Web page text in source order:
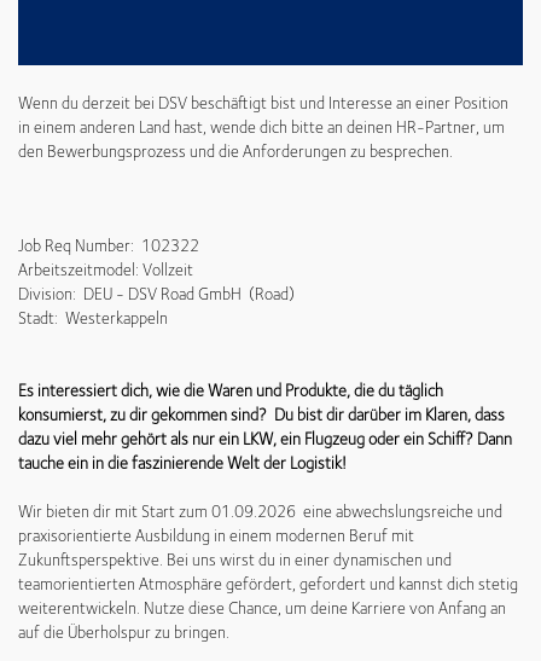
Wenn du derzeit bei DSV beschäftigt bist und Interesse an einer Position
in einem anderen Land hast, wende dich bitte an deinen HR-Partner, um
den Bewerbungsprozess und die Anforderungen zu besprechen.
Job Req Number: 102322
Arbeitszeitmodel: Vollzeit
Division: DEU - DSV Road GmbH (Road)
Stadt: Westerkappeln
Es interessiert dich, wie die Waren und Produkte, die du täglich
konsumierst, zu dir gekommen sind? Du bist dir darüber im Klaren, dass
dazu viel mehr gehört als nur ein LKW, ein Flugzeug oder ein Schiff? Dann
tauche ein in die faszinierende Welt der Logistik!
Wir bieten dir mit Start zum 01.09.2026 eine abwechslungsreiche und
praxisorientierte Ausbildung in einem modernen Beruf mit
Zukunftsperspektive. Bei uns wirst du in einer dynamischen und
teamorientierten Atmosphäre gefördert, gefordert und kannst dich stetig
weiterentwickeln. Nutze diese Chance, um deine Karriere von Anfang an
auf die Überholspur zu bringen.